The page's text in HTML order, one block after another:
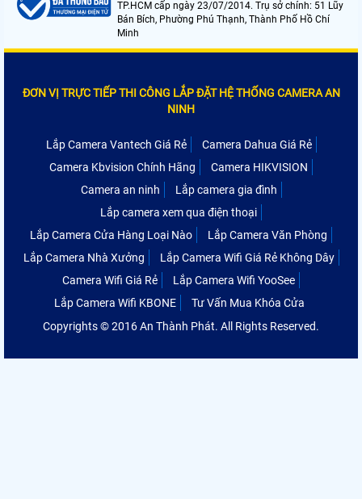
TP.HCM cấp ngày 23/07/2014. Trụ sở chính: 51 Lũy
Bán Bích, Phường Phú Thạnh, Thành Phố Hồ Chí
Minh
ĐƠN VỊ TRỰC TIẾP THI CÔNG LẮP ĐẶT HỆ THỐNG CAMERA AN
NINH
Lắp Camera Vantech Giá Rẻ
Camera Dahua Giá Rẻ
Camera Kbvision Chính Hãng
Camera HIKVISION
Camera an ninh
Lắp camera gia đình
Lắp camera xem qua điện thoại
Lắp Camera Cửa Hàng Loại Nào
Lắp Camera Văn Phòng
Lắp Camera Nhà Xưởng
Lắp Camera Wifi Giá Rẻ Không Dây
Camera Wifi Giá Rẻ
Lắp Camera Wifi YooSee
Lắp Camera Wifi KBONE
Tư Vấn Mua Khóa Cửa
Copyrights © 2016 An Thành Phát. All Rights Reserved.